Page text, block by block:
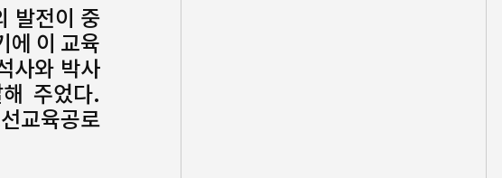
발전이 중
에 이 교육
사와 박사
주었다.
교육공로